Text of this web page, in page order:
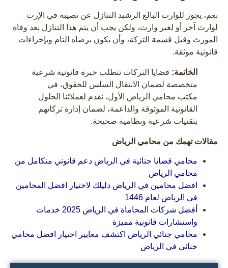
نعم، يجوز للوارث البالغ الرشيد التنازل عن نصيبه في الإرث
لوارث آخر أو لغير وارث، ولكن يجب أن يتم هذا التنازل بعد وفاة
المورث وقبل قسمة التركة، وأن يكون برضاه التام وبإجراءات
قانونية موثقة.
الخاتمة: قضايا التركات تتطلب خبرة قانونية شرعية
متخصصة لضمان الانتقال السلس للحقوق، في
مكتب محامي الرياض الأول، نقدم لعملائنا الحلول
القانونية الموثوقة والداعمة، لضمان إدارة تركاتهم
بتقنيات شرعية ونظامية صحيحة.
مقالات تهمك من محامي الرياض
محامي قضايا جنائية في الرياض دعم قانوني متكامل من
محامي الرياض
افضل محامين في الرياض دليلك لاختيار افضل المحامين
في الرياض لعام 1446
أفضل شركات المحاماة في الرياض 2025 خدمات
واستشارات قانونية مميزة
محامي جنائي الرياض اكتشف معايير اختيار افضل محامي
جنائي في الرياض